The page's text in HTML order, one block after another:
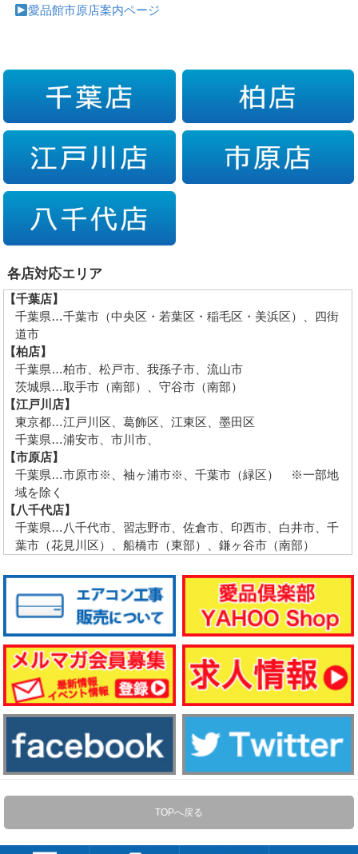
愛品館市原店案内ページ
各店対応エリア
【千葉店】
千葉県…千葉市（中央区・若葉区・稲毛区・美浜区）、四街
道市
【柏店】
千葉県…柏市、松戸市、我孫子市、流山市
茨城県…取手市（南部）、守谷市（南部）
【江戸川店】
東京都…江戸川区、葛飾区、江東区、墨田区
千葉県…浦安市、市川市、
【市原店】
千葉県…市原市※、袖ヶ浦市※、千葉市（緑区） ※一部地
域を除く
【八千代店】
千葉県…八千代市、習志野市、佐倉市、印西市、白井市、千
葉市（花見川区）、船橋市（東部）、鎌ヶ谷市（南部）
TOPへ戻る